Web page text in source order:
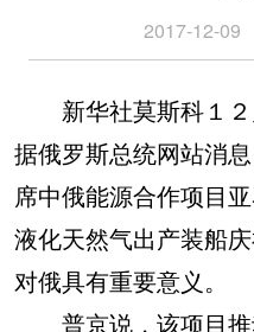
2017-12-09
新华社莫斯科１２
据俄罗斯总统网站消
席中俄能源合作项目
液化天然气出产装船
对俄具有重要意义。
普京说，该项目推